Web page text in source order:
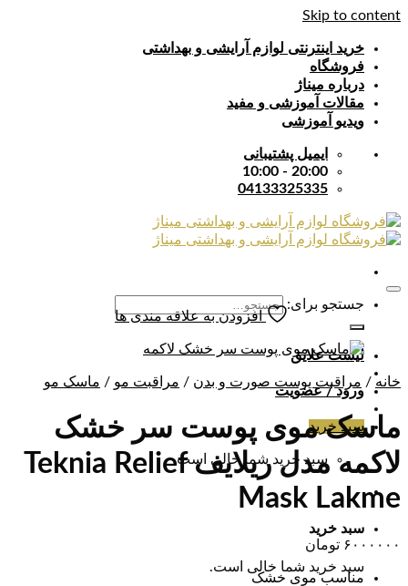
Skip to content
خرید اینترنتی لوازم آرایشی و بهداشتی
فروشگاه
درباره میناژ
مقالات آموزشی و مفید
ویدیو آموزشی
ایمیل پشتیبانی
20:00 - 10:00
04133325335
جستجو برای:
لیست علایق
ورود / عضویت
سبد خرید
سبد خرید شما خالی است.
سبد خرید
سبد خرید شما خالی است.
افزودن به علاقه مندی ها
خانه / مراقبت پوست صورت و بدن / مراقبت مو / ماسک مو
ماسک موی پوست سر خشک
لاکمه مدل ریلایف Teknia Relief
Mask Lakme
۶۰۰۰۰۰۰ تومان
مناسب موی خشک